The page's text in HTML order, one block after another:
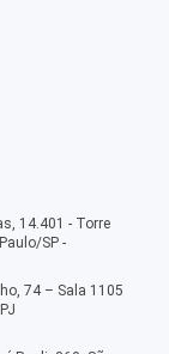
14.401 - Torre
SP -
74 – Sala 1105